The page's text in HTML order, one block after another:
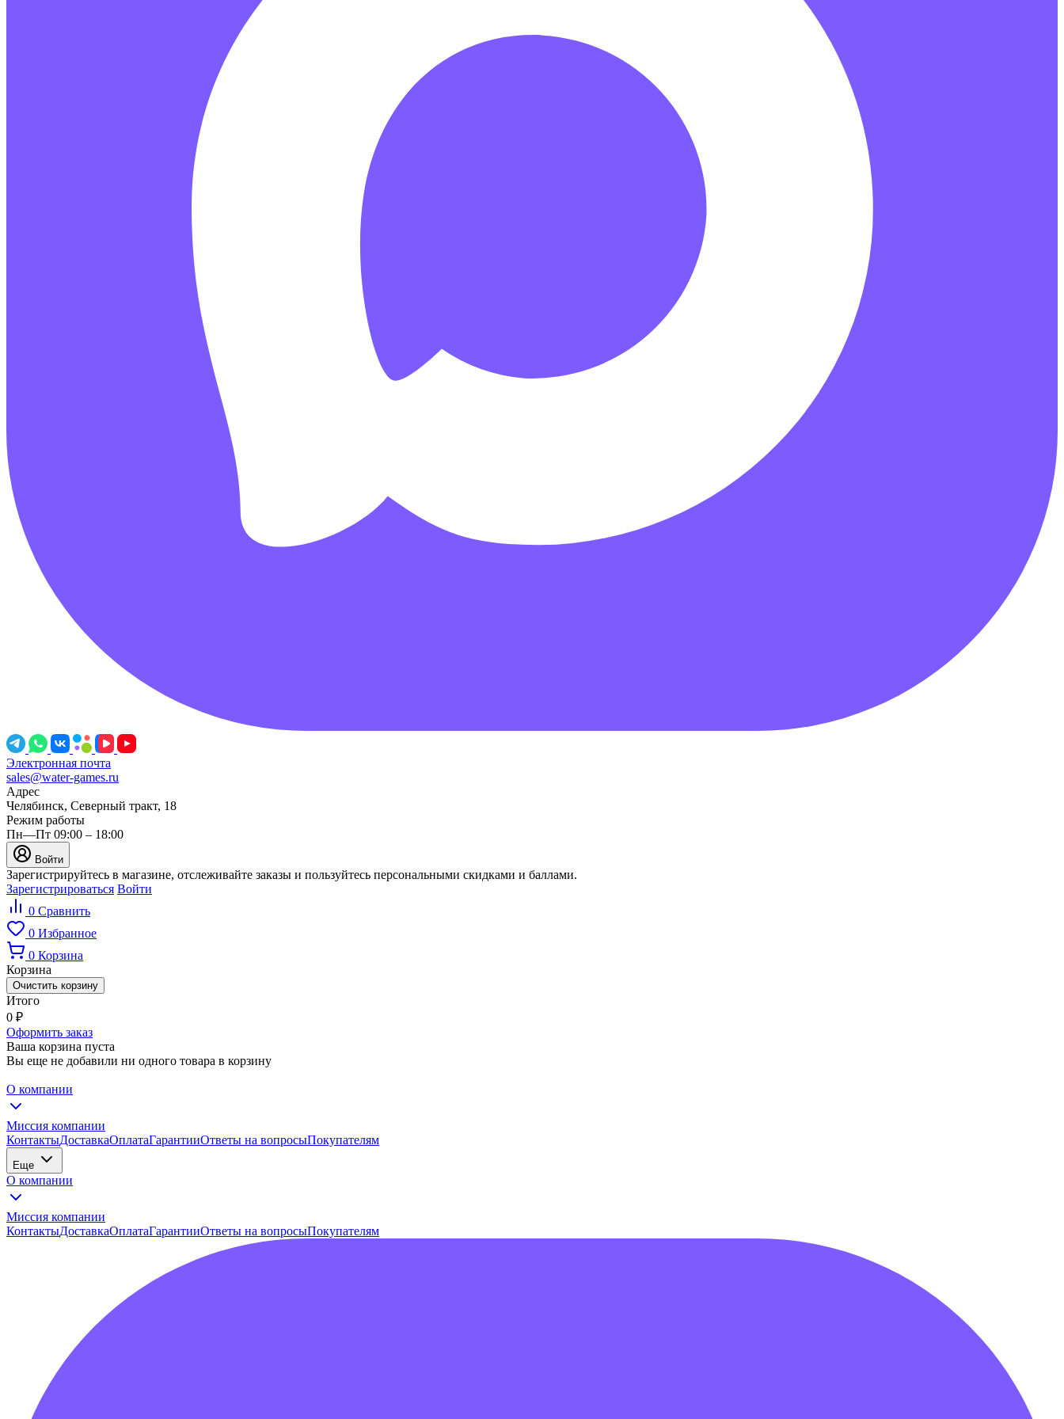
Электронная почта
sales@water-games.ru
Адрес
Челябинск, Северный тракт, 18
Режим работы
Пн—Пт 09:00 – 18:00
Войти
Зарегистрируйтесь в магазине, отслеживайте заказы и пользуйтесь персональными скидками и баллами.
Зарегистрироваться Войти
0 Сравнить
0 Избранное
0 Корзина
Корзина
Очистить корзину
Итого
0 ₽
Оформить заказ
Ваша корзина пуста
Вы еще не добавили ни одного товара в корзину
О компании
Миссия компании
КонтактыДоставкаОплатаГарантииОтветы на вопросыПокупателям
Еще
О компании
Миссия компании
КонтактыДоставкаОплатаГарантииОтветы на вопросыПокупателям